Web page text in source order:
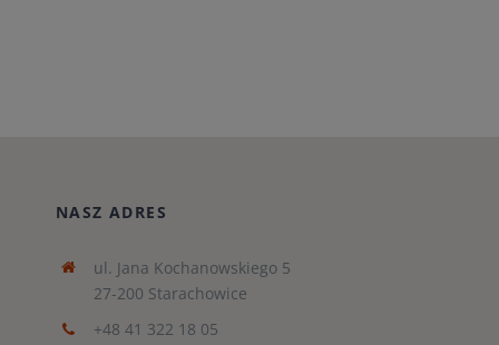
NASZ ADRES
ul. Jana Kochanowskiego 5
27-200 Starachowice
+48 41 322 18 05